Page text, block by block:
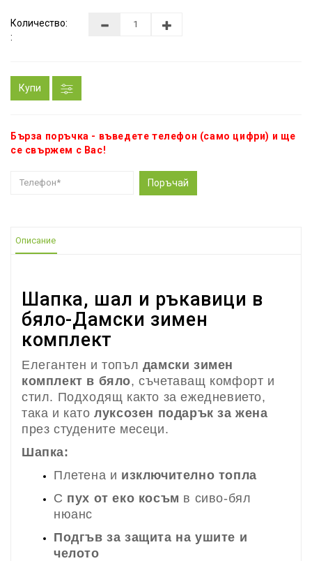
Количество:
:
Купи
Бърза поръчка - въведете телефон (само цифри) и ще
се свържем с Вас!
Поръчай
Описание
Шапка, шал и ръкавици в
бяло-Дамски зимен
комплект
Елегантен и топъл дамски зимен
комплект в бяло, съчетаващ комфорт и
стил. Подходящ както за ежедневието,
така и католуксозен подарък за жена
през студените месеци.
Шапка:
Плетена и изключително топла
С пух от еко косъм в сиво-бял
нюанс
Подгъв за защита на ушите и
челото